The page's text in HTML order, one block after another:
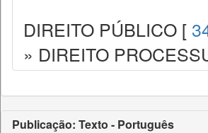
DIREITO PÚBLICO [
» DIREITO
Publicação: Texto - Português